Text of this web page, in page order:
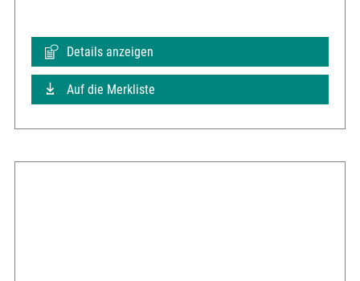
Details anzeigen
Auf die Merkliste